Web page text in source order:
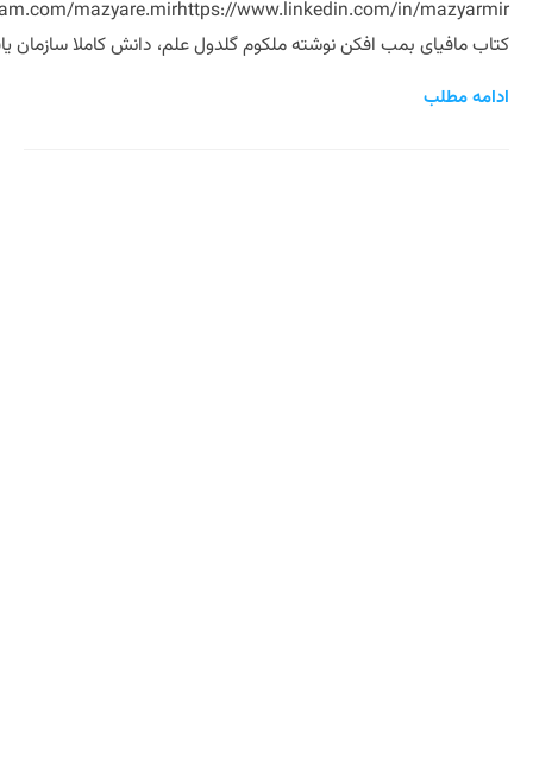
کتاب مافیای بمب افکن نوشته ملکوم گلدول علم، دانش کاملا سازمان
ادامه مطلب